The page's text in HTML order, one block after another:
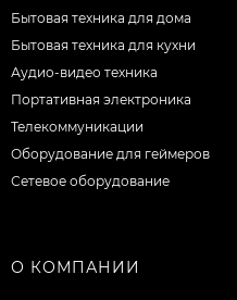
Бытовая техника для дома
Бытовая техника для кухни
Аудио-видео техника
Портативная электроника
Телекоммуникации
Оборудование для геймеров
Сетевое оборудование
О КОМПАНИИ